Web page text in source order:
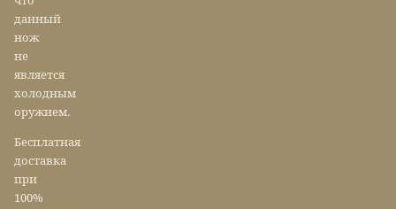
данный
нож
не
является
холодным
оружием.
Бесплатная
доставка
при
100%